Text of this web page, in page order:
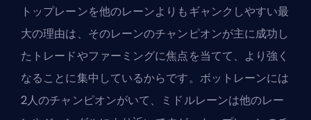
トップレーンを他のレーンよりもギャンクしやすい最
大の理由は、そのレーンのチャンピオンが主に成功し
たトレードやファーミングに焦点を当てて、より強く
なることに集中しているからです。ボットレーンには
2人のチャンピオンがいて、ミドルレーンは他のレー